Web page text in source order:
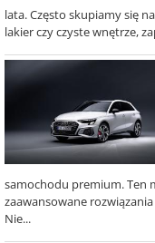
lata. Często skupiamy się
lakier czy czyste wnętrze,
samochodu premium. Ten
zaawansowane
Nie...